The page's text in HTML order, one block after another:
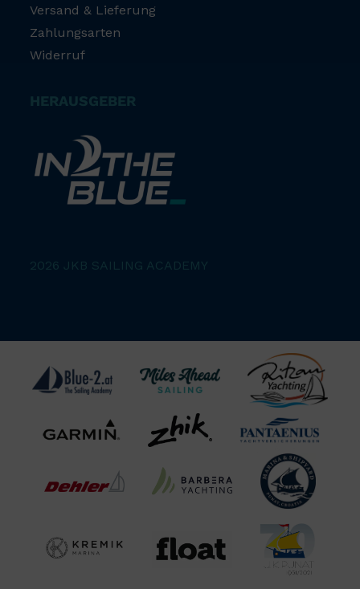
Versand & Lieferung
Zahlungsarten
Widerruf
HERAUSGEBER
2026 JKB SAILING ACADEMY